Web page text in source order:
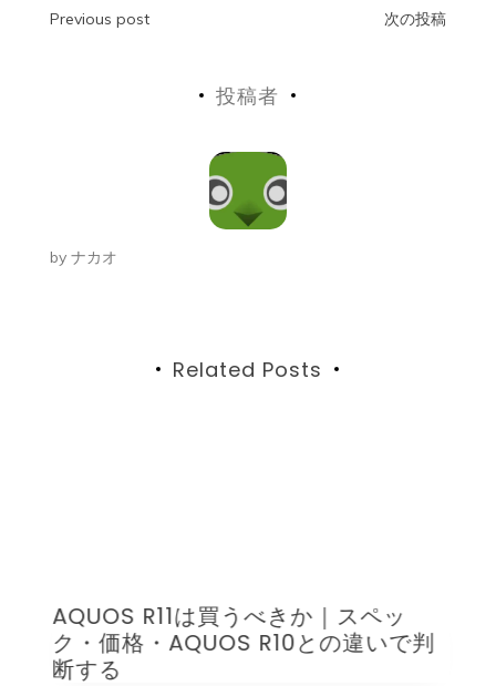
投
シ
Previous post 次の投稿
投稿者
by ナカオ
Related Posts
AQUOS R11は買うべきか｜スペッ
ク・価格・AQUOS R10との違いで判
断する